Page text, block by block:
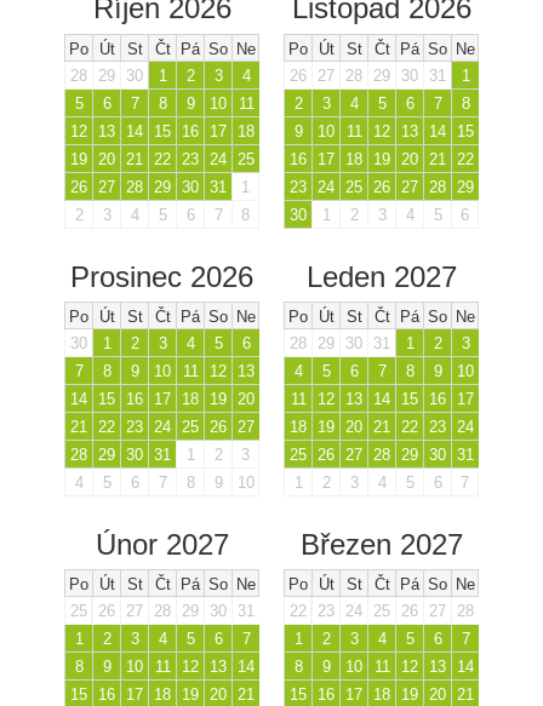
Říjen 2026
Po Út St Čt Pá So Ne
28
29 30 1 2 3
4
5
6 7 8 9 10
11
12
13 14 15 16 17
18
19
20 21 22 23 24
25
26
27 28 29 30 31
1
2
3 4 5 6 7 8
Listopad 2026
Po Út St Čt Pá So Ne
26
27 28 29 30 31
1
2
3 4 5 6 7
8
9
10 11 12 13 14
15
16
17 18 19 20 21
22
23
24 25 26 27 28
29
30
1 2 3 4 5 6
Prosinec 2026
Po Út St Čt Pá So Ne
30
1 2 3 4 5
6
7
8 9 10 11 12
13
14
15 16 17 18 19
20
21
22 23 24 25 26
27
28
29 30 31 1 2
3
4
5 6 7 8 9 10
Leden 2027
Po Út St Čt Pá So Ne
28
29 30 31 1 2
3
4
5 6 7 8 9
10
11
12 13 14 15 16
17
18
19 20 21 22 23
24
25
26 27 28 29 30 31
1
2 3 4 5 6 7
Únor 2027
Po Út St Čt Pá So Ne
25
26 27 28 29 30
31
1
2 3 4 5 6
7
8
9 10 11 12 13
14
15
16 17 18 19 20 21
Březen 2027
Po Út St Čt Pá So Ne
22
23 24 25 26 27
28
1
2 3 4 5 6
7
8
9 10 11 12 13
14
15
16 17 18 19 20 21